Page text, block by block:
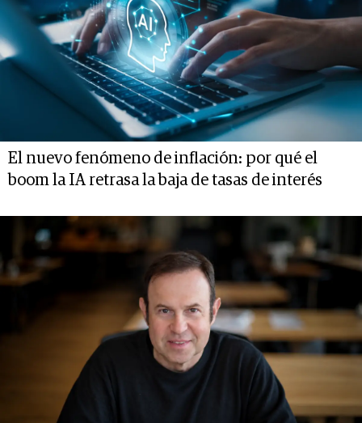
El nuevo fenómeno de inflación: por qué el
boom la IA retrasa la baja de tasas de interés